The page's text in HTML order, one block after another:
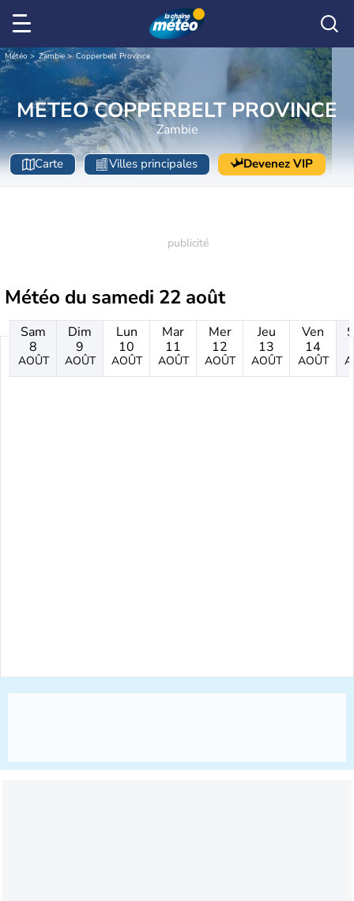
Météo Zambie Copperbelt Province
METEO COPPERBELT PROVINCE
Zambie
Carte Villes principales Devenez VIP
Météo du samedi 22 août
Sam
8
AOÛT
Dim
9
AOÛT
Lun
10
AOÛT
Mar
11
AOÛT
Mer
12
AOÛT
Jeu
13
AOÛT
Ven
14
AOÛT